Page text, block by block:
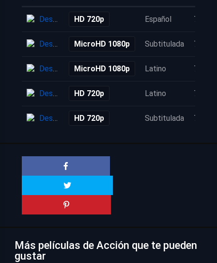
Descarga HD 720p Español 7 años
Descarga MicroHD 1080p Subtitulada 7 años
Descarga MicroHD 1080p Latino 7 años
Descarga HD 720p Latino 7 años
Descarga HD 720p Subtitulada 7 años
Más películas de Acción que te pueden
gustar